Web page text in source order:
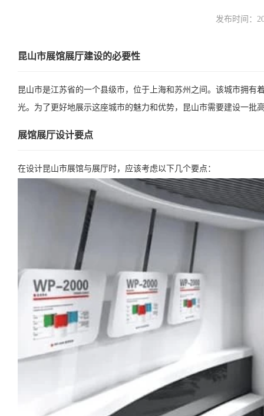
发布时间：
昆山市展馆展厅建设的必要性
昆山市是江苏省的一个县级市，位于上海和苏州之间。该城市拥
光。为了更好地展示这座城市的魅力和优势，昆山市需要建设一批
展馆展厅设计要点
在设计昆山市展馆与展厅时，应该考虑以下几个要点：